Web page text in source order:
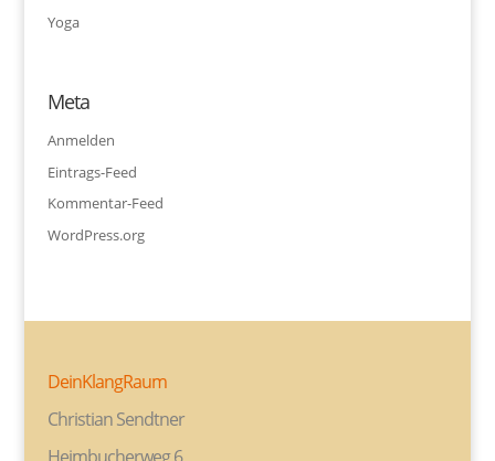
Yoga
Meta
Anmelden
Eintrags-Feed
Kommentar-Feed
WordPress.org
DeinKlangRaum
Christian Sendtner